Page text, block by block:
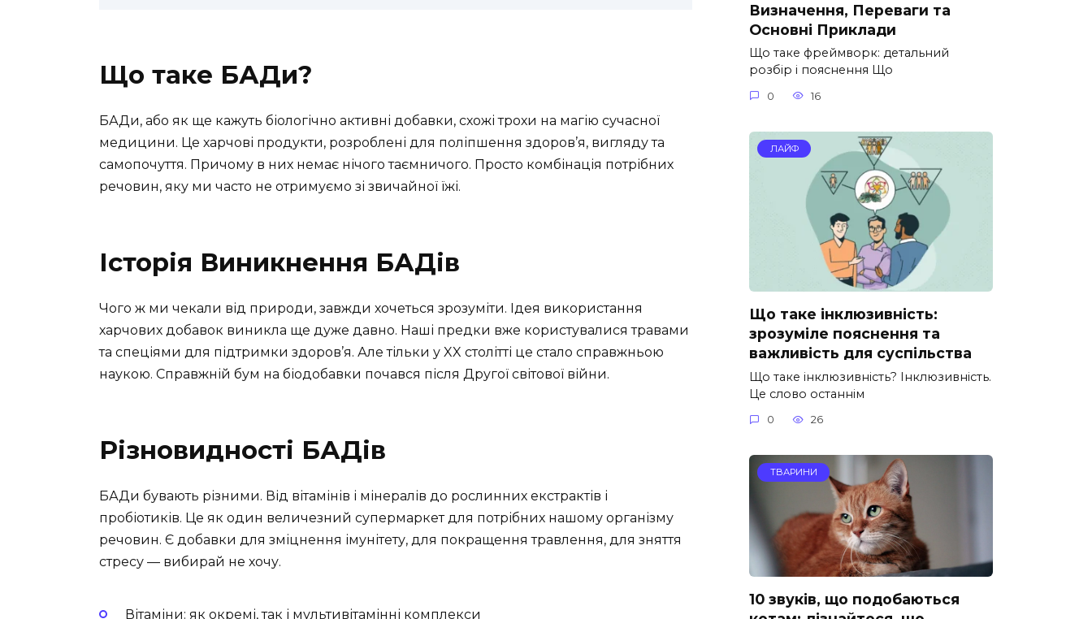
Що таке БАДи?
БАДи, або як ще кажуть біологічно активні добавки, схожі трохи на магію сучасної
медицини. Це харчові продукти, розроблені для поліпшення здоров’я, вигляду та
самопочуття. Причому в них немає нічого таємничого. Просто комбінація потрібних
речовин, яку ми часто не отримуємо зі звичайної їжі.
Історія Виникнення БАДів
Чого ж ми чекали від природи, завжди хочеться зрозуміти. Ідея використання
харчових добавок виникла ще дуже давно. Наші предки вже користувалися травами
та спеціями для підтримки здоров’я. Але тільки у XX столітті це стало справжньою
наукою. Справжній бум на біодобавки почався після Другої світової війни.
Різновидності БАДів
БАДи бувають різними. Від вітамінів і мінералів до рослинних екстрактів і
пробіотиків. Це як один величезний супермаркет для потрібних нашому організму
речовин. Є добавки для зміцнення імунітету, для покращення травлення, для зняття
стресу — вибирай не хочу.
Вітаміни: як окремі, так і мультивітамінні комплекси
Визначення, Переваги та
Основні Приклади
Що таке фреймворк: детальний
розбір і пояснення Що
0 16
ЛАЙФ
Що таке інклюзивність:
зрозуміле пояснення та
важливість для суспільства
Що таке інклюзивність? Інклюзивність.
Це слово останнім
0 26
ТВАРИНИ
10 звуків, що подобаються